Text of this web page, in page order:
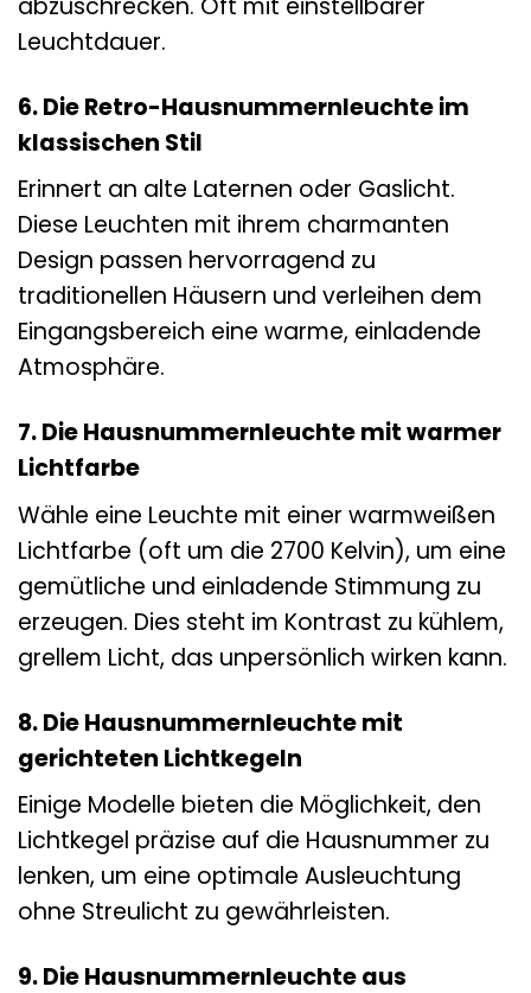
Leuchtdauer.
6. Die Retro-Hausnummernleuchte im
klassischen Stil
Erinnert an alte Laternen oder Gaslicht.
Diese Leuchten mit ihrem charmanten
Design passen hervorragend zu
traditionellen Häusern und verleihen dem
Eingangsbereich eine warme, einladende
Atmosphäre.
7. Die Hausnummernleuchte mit warmer
Lichtfarbe
Wähle eine Leuchte mit einer warmweißen
Lichtfarbe (oft um die 2700 Kelvin), um eine
gemütliche und einladende Stimmung zu
erzeugen. Dies steht im Kontrast zu kühlem,
grellem Licht, das unpersönlich wirken kann.
8. Die Hausnummernleuchte mit
gerichteten Lichtkegeln
Einige Modelle bieten die Möglichkeit, den
Lichtkegel präzise auf die Hausnummer zu
lenken, um eine optimale Ausleuchtung
ohne Streulicht zu gewährleisten.
9. Die Hausnummernleuchte aus